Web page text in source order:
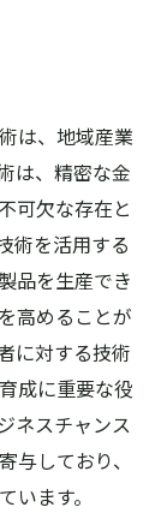
は、地域産業
は、精密な金
可欠な存在と
術を活用する
品を生産でき
高めることが
に対する技術
成に重要な役
ネスチャンス
与しており、
ます。